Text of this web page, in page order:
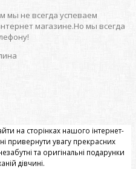
мы не всегда успеваем
магазине.Но мы всегда
на сторінках нашого інтернет-
привернути увагу прекрасних
та оригінальні подарунки
дівчині.